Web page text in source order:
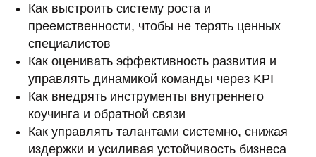
Как выстроить систему роста и
преемственности, чтобы не терять ценных
специалистов
Как оценивать эффективность развития и
управлять динамикой команды через KPI
Как внедрять инструменты внутреннего
коучинга и обратной связи
Как управлять талантами системно, снижая
издержки и усиливая устойчивость бизнеса